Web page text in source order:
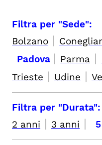
Filtra per "Sede":
Bolzano |
Padova | Parma |
Trieste | Udine |
Filtra per "Durata":
2 anni | 3 anni |